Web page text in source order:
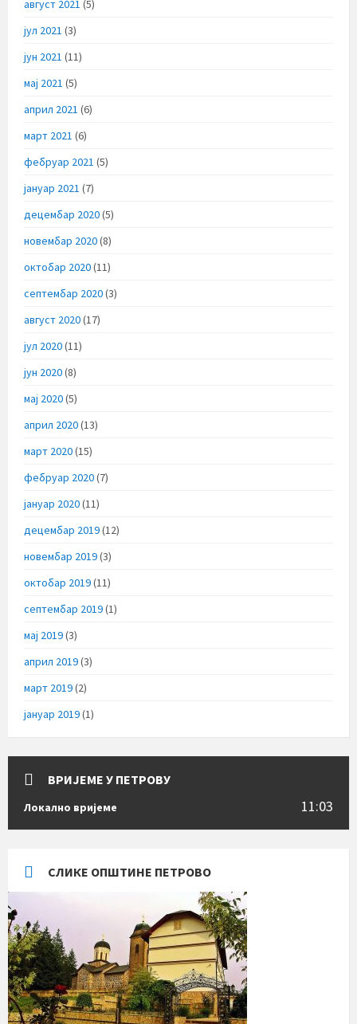
август 2021 (5)
јул 2021 (3)
јун 2021 (11)
мај 2021 (5)
април 2021 (6)
март 2021 (6)
фебруар 2021 (5)
јануар 2021 (7)
децембар 2020(5)
новембар 2020(8)
октобар 2020(11)
септембар 2020(3)
август 2020(17)
јул 2020(11)
јун 2020(8)
мај 2020(5)
април 2020(13)
март 2020(15)
фебруар 2020(7)
јануар 2020(11)
децембар 2019(12)
новембар 2019(3)
октобар 2019(11)
септембар 2019(1)
мај 2019(3)
април 2019(3)
март 2019(2)
јануар 2019(1)
ВРИЈЕМЕ У ПЕТРОВУ
Локално вријеме 11:03
СЛИКЕ ОПШТИНЕ ПЕТРОВО